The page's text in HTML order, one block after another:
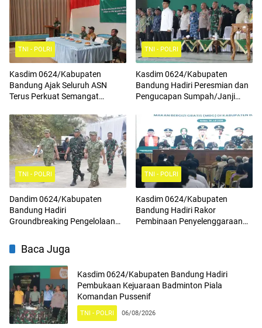
TNI - POLRI
Kasdim 0624/Kabupaten
Bandung Ajak Seluruh ASN
Terus Perkuat Semangat
Cinta Tanah Air Serta
Mengamalkan Nilai Nilai
Pancasila
TNI - POLRI
Kasdim 0624/Kabupaten
Bandung Hadiri Peresmian dan
Pengucapan Sumpah/Janji
TNI - POLRI
Dandim 0624/Kabupaten
Bandung Hadiri
Groundbreaking Pengelolaan
(PSEL) TPPAS Regional Legok
Nangka
TNI - POLRI
Kasdim 0624/Kabupaten
Bandung Hadiri Rakor
Pembinaan Penyelenggaraan
Baca Juga
Kasdim 0624/Kabupaten Bandung Hadiri
Pembukaan Kejuaraan Badminton Piala
Komandan Pussenif
TNI - POLRI 06/08/2026